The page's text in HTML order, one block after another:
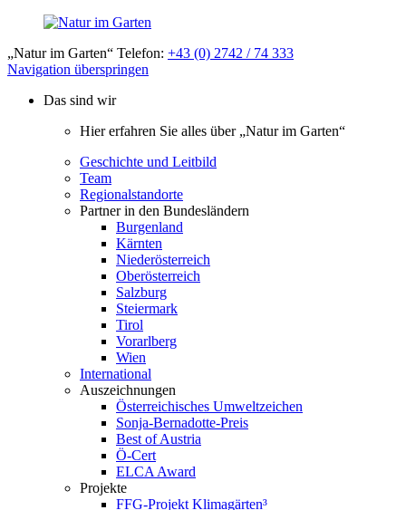
„Natur im Garten“ Telefon: +43 (0) 2742 / 74 333
Navigation überspringen
Das sind wir
Hier erfahren Sie alles über „Natur im Garten“
Geschichte und Leitbild
Team
Regionalstandorte
Partner in den Bundesländern
Burgenland
Kärnten
Niederösterreich
Oberösterreich
Salzburg
Steiermark
Tirol
Vorarlberg
Wien
International
Auszeichnungen
Österreichisches Umweltzeichen
Sonja-Bernadotte-Preis
Best of Austria
Ö-Cert
ELCA Award
Projekte
FFG-Projekt Klimagärten³